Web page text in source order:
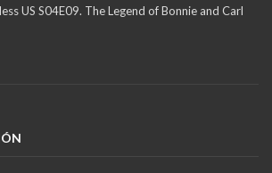
US S04E09. The Legend of Bonnie and Carl